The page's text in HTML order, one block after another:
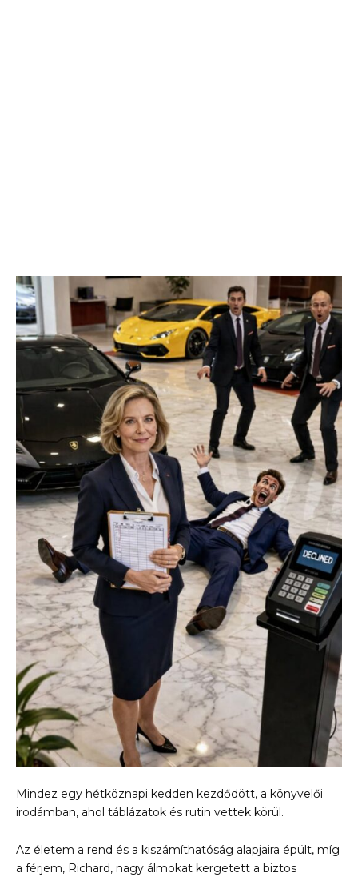
Mindez egy hétköznapi kedden kezdődött, a könyvelői
irodámban, ahol táblázatok és rutin vettek körül.
Az életem a rend és a kiszámíthatóság alapjaira épült, míg
a férjem, Richard, nagy álmokat kergetett a biztos